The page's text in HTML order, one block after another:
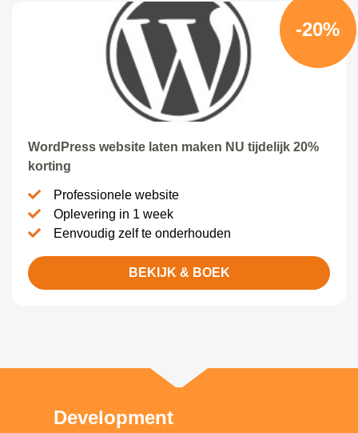
-20%
WordPress website laten maken NU tijdelijk 20%
korting
Professionele website
Oplevering in 1 week
Eenvoudig zelf te onderhouden
BEKIJK & BOEK
Development